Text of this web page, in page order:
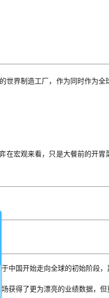
世界制造工厂， 作为同时作为全
宏观来看，只是大餐前的开
于中国开始走向全球的初始阶段，
场获得了更为漂亮的业绩数据，